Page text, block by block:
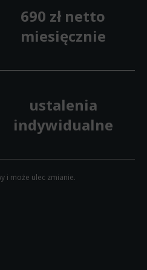
690 zł netto
miesięcznie
ustalenia
indywidualne
i może ulec zmianie.